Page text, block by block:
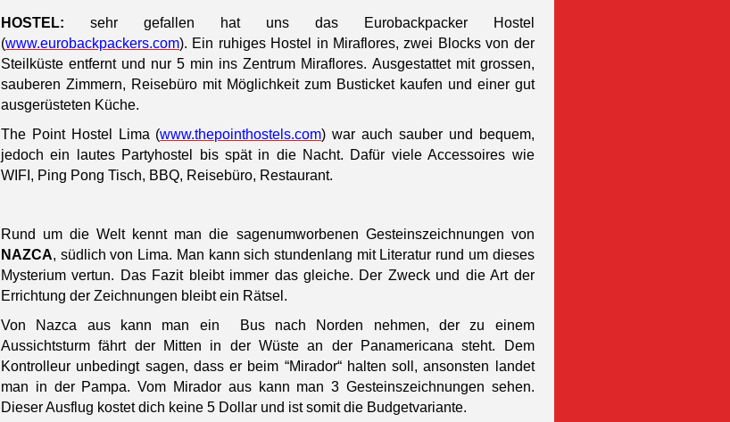
HOSTEL:
sehr gefallen hat uns das Eurobackpacker Hostel
(www.eurobackpackers.com). Ein ruhiges Hostel in Miraflores, zwei Blocks von der
Steilküste entfernt und nur 5 min ins Zentrum Miraflores. Ausgestattet mit grossen,
sauberen Zimmern, Reisebüro mit Möglichkeit zum Busticket kaufen und einer gut
ausgerüsteten Küche.
The Point Hostel Lima (www.thepointhostels.com) war auch sauber und bequem,
jedoch ein lautes Partyhostel bis spät in die Nacht. Dafür viele Accessoires wie
WIFI, Ping Pong Tisch, BBQ, Reisebüro, Restaurant.
Rund um die Welt kennt man die sagenumworbenen Gesteinszeichnungen von
NAZCA, südlich von Lima. Man kann sich stundenlang mit Literatur rund um dieses
Mysterium vertun. Das Fazit bleibt immer das gleiche. Der Zweck und die Art der
Errichtung der Zeichnungen bleibt ein Rätsel.
Von Nazca aus kann man ein
Bus nach Norden nehmen, der zu einem
Aussichtsturm fährt der Mitten in der Wüste an der Panamericana steht. Dem
Kontrolleur unbedingt sagen, dass er beim “Mirador“ halten soll, ansonsten landet
man in der Pampa. Vom Mirador aus kann man 3 Gesteinszeichnungen sehen.
Dieser Ausflug kostet dich keine 5 Dollar und ist somit die Budgetvariante.